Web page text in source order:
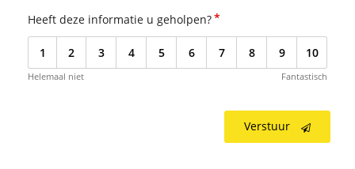
Heeft deze informatie u geholpen?*
1 2 3 4 5 6 7 8 9 10
Helemaal niet Fantastisch
Verstuur